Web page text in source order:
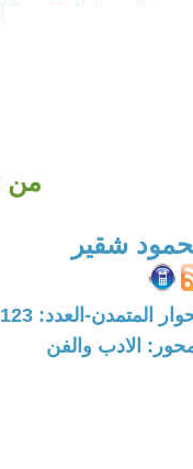
من
شقير
المتمدن-العدد: 8123 - 2024 / 10 / 7 - 14:24
الادب والفن